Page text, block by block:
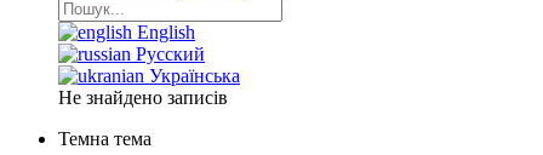
English
Русский
Українська
Не знайдено записів
Темна тема